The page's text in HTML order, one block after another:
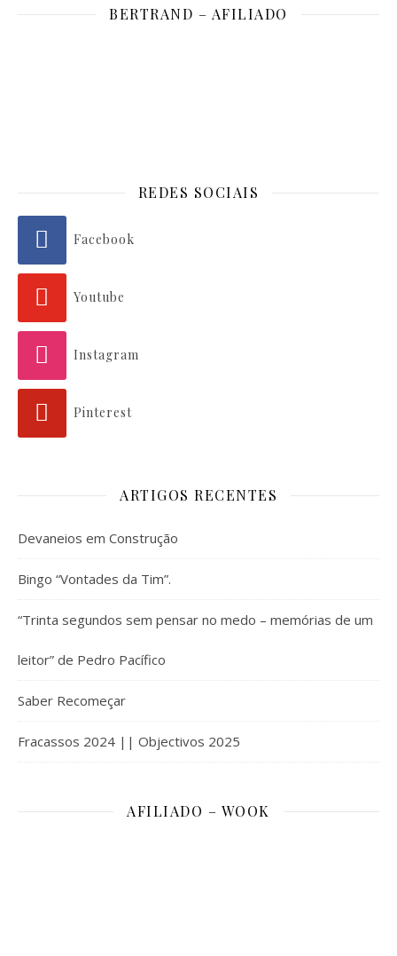
BERTRAND – AFILIADO
REDES SOCIAIS
Facebook
Youtube
Instagram
Pinterest
ARTIGOS RECENTES
Devaneios em Construção
Bingo “Vontades da Tim”.
“Trinta segundos sem pensar no medo – memórias de um
leitor” de Pedro Pacífico
Saber Recomeçar
Fracassos 2024 || Objectivos 2025
AFILIADO – WOOK